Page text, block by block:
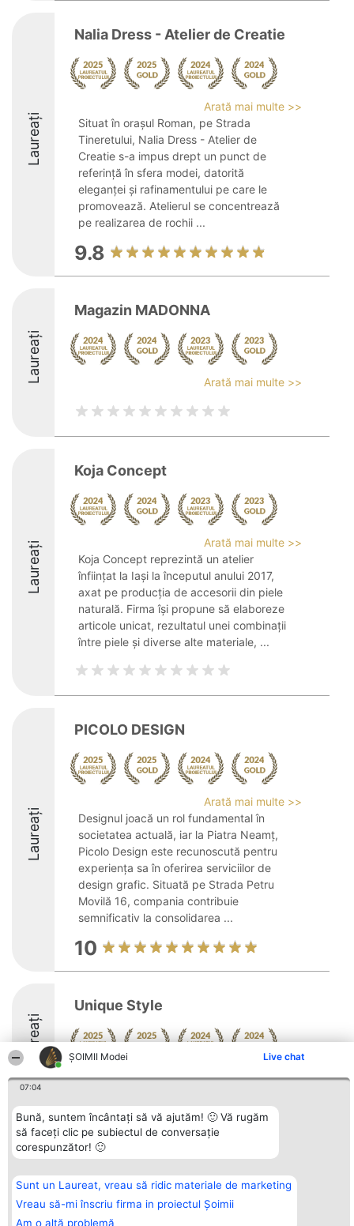
ȘOIMII Modei Live chat
07:04
Bună, suntem încântați să vă ajutăm! 🙂 Vă rugăm
să faceți clic pe subiectul de conversație
corespunzător! 🙂
Sunt un Laureat, vreau să ridic materiale de marketing
Vreau să-mi înscriu firma in proiectul Șoimii
Am o altă problemă
Laureați
Nalia Dress - Atelier de Creatie
Arată mai multe >>
Situat în orașul Roman, pe Strada
Tineretului, Nalia Dress - Atelier de
Creatie s-a impus drept un punct de
referință în sfera modei, datorită
eleganței și rafinamentului pe care le
promovează. Atelierul se concentrează
pe realizarea de rochii ...
9.8
Laureați
Magazin MADONNA
Arată mai multe >>
Laureați
Koja Concept
Arată mai multe >>
Koja Concept reprezintă un atelier
înființat la Iași la începutul anului 2017,
axat pe producția de accesorii din piele
naturală. Firma își propune să elaboreze
articole unicat, rezultatul unei combinații
între piele și diverse alte materiale, ...
Laureați
PICOLO DESIGN
Arată mai multe >>
Designul joacă un rol fundamental în
societatea actuală, iar la Piatra Neamț,
Picolo Design este recunoscută pentru
experiența sa în oferirea serviciilor de
design grafic. Situată pe Strada Petru
Movilă 16, compania contribuie
semnificativ la consolidarea ...
10
Laureați
Unique Style
9.4
Organizator Ranking
BRIGHT SOLUTIONS BR SRL
Aleea Timisul De Sus 2 Bl. A30
Sc. A Et. 4 Ap. 13 Cod 061952
București
tel: +40 770 990 492
Plebiscyt
Lista Tuturor
Laureaților
Reguli
Politica de